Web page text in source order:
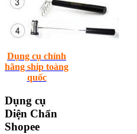
Dụng cụ chính
hãng ship toàng
quốc
Dụng cụ
Diện Chẩn
Shopee